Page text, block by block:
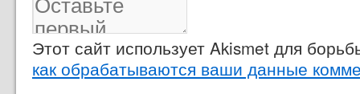
Этот сайт использует Akismet для
как обрабатываются ваши данные